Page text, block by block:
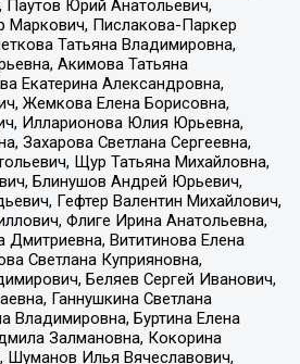
Паутов Юрий Анатольевич,
Маркович, Пислакова-Паркер
Татьяна Владимировна,
Акимова Татьяна
Екатерина Александровна,
Жемкова Елена Борисовна,
Илларионова Юлия Юрьевна,
Захарова Светлана Сергеевна,
Щур Татьяна Михайловна,
Блинушов Андрей Юрьевич,
Гефтер Валентин Михайлович,
Флиге Ирина Анатольевна,
Дмитриевна, Вититинова Елена
Светлана Куприяновна,
Беляев Сергей Иванович,
Ганнушкина Светлана
Владимировна, Буртина Елена
Залмановна, Кокорина
Шуманов Илья Вячеславович,